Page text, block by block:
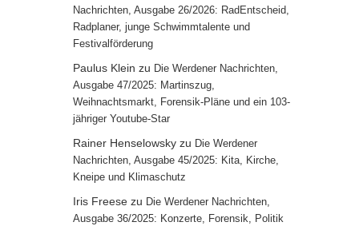
Nachrichten, Ausgabe 26/2026: RadEntscheid,
Radplaner, junge Schwimmtalente und
Festivalförderung
Paulus Klein zu Die Werdener Nachrichten,
Ausgabe 47/2025: Martinszug,
Weihnachtsmarkt, Forensik-Pläne und ein 103-
jähriger Youtube-Star
Rainer Henselowsky zu Die Werdener
Nachrichten, Ausgabe 45/2025: Kita, Kirche,
Kneipe und Klimaschutz
Iris Freese zu Die Werdener Nachrichten,
Ausgabe 36/2025: Konzerte, Forensik, Politik